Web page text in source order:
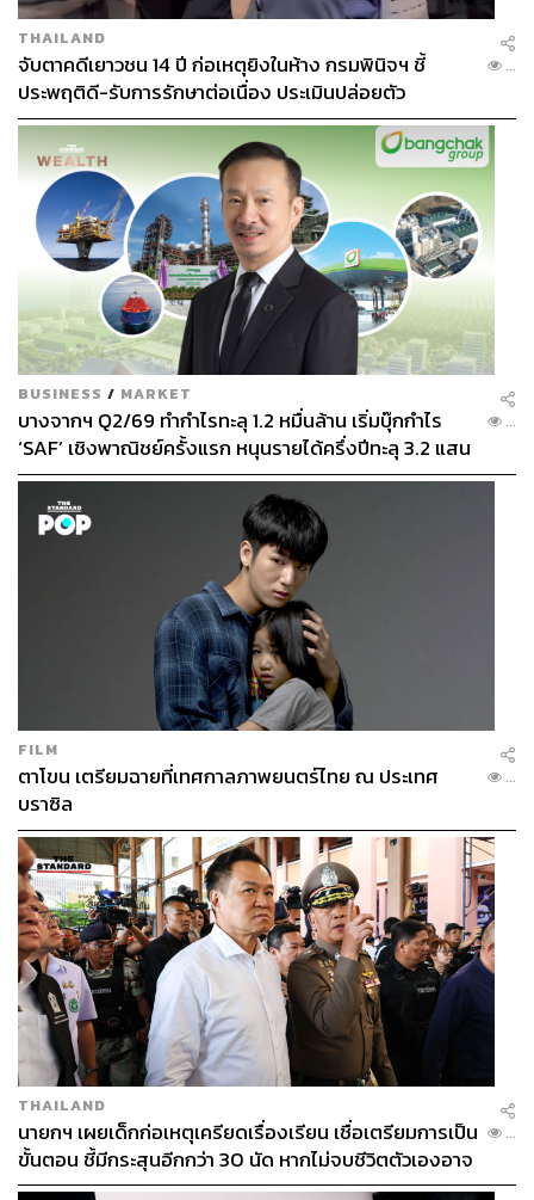
THAILAND
จับตาคดีเยาวชน 14 ปี ก่อเหตุยิงในห้าง กรมพินิจฯ ชี้
ประพฤติดี-รับการรักษาต่อเนื่อง ประเมินปล่อยตัว
...
BUSINESS / MARKET
บางจากฯ Q2/69 ทำกำไรทะลุ 1.2 หมื่นล้าน เริ่มบุ๊กกำไร
‘SAF’ เชิงพาณิชย์ครั้งแรก หนุนรายได้ครึ่งปีทะลุ 3.2 แสน
ล้าน
...
FILM
ตาโขน เตรียมฉายที่เทศกาลภาพยนตร์ไทย ณ ประเทศ
บราซิล
...
THAILAND
นายกฯ เผยเด็กก่อเหตุเครียดเรื่องเรียน เชื่อเตรียมการเป็น
ขั้นตอน ชี้มีกระสุนอีกกว่า 30 นัด หากไม่จบชีวิตตัวเองอาจ
สูญเสียเพิ่ม
...